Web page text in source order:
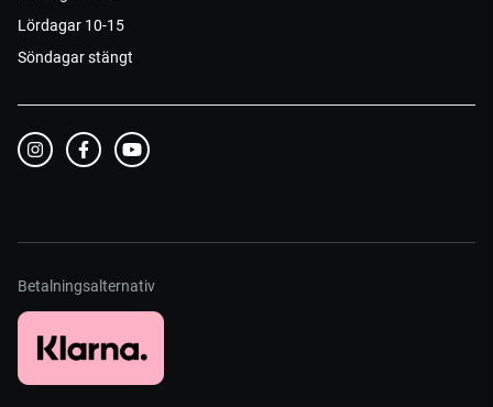
Lördagar 10-15
Söndagar stängt
Betalningsalternativ